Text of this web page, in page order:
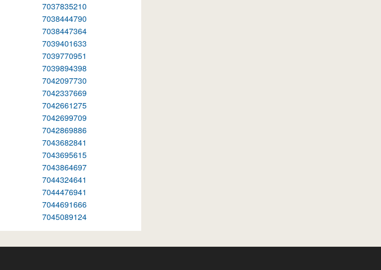
7037835210
7038444790
7038447364
7039401633
7039770951
7039894398
7042097730
7042337669
7042661275
7042699709
7042869886
7043682841
7043695615
7043864697
7044324641
7044476941
7044691666
7045089124